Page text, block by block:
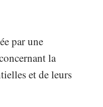
par une
la
et de leurs